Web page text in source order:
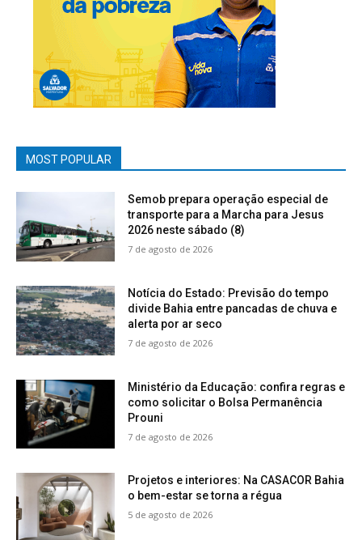
MOST POPULAR
Semob prepara operação especial de
transporte para a Marcha para Jesus
2026 neste sábado (8)
7 de agosto de 2026
Notícia do Estado: Previsão do tempo
divide Bahia entre pancadas de chuva e
alerta por ar seco
7 de agosto de 2026
Ministério da Educação: confira regras e
como solicitar o Bolsa Permanência
Prouni
7 de agosto de 2026
Projetos e interiores: Na CASACOR Bahia
o bem-estar se torna a régua
5 de agosto de 2026